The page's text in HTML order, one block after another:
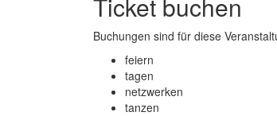
Buchungen sind für diese
feiern
tagen
netzwerken
tanzen